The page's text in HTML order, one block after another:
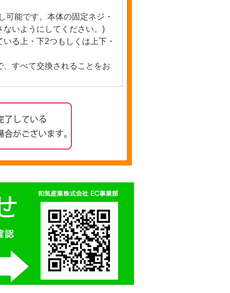
可能です。本体の固定ネジ・
いようにしてください。)
る上・下2つもしくは上下・
すべて交換されることをお